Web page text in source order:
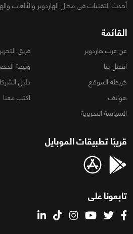
أحدث التقنيات فى مجال الهاردوير والألعاب
القائمة
عن عرب هاردوير
فريق التحرير
اتصل بنا
وثيقة
خريطة الموقع
دليل
هواتف
اكتب معنا
السياسة التحريرية
قريبًا تطبيقات الموبايل
تابعونا على